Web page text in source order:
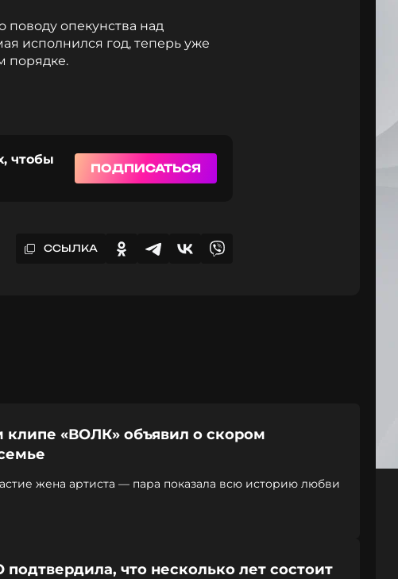
поводу опекунства над
исполнился год, теперь уже
порядке.
чтобы
ПОДПИСАТЬСЯ
ССЫЛКА
клипе «ВОЛК» объявил о скором
жена артиста — пара показала всю историю любви
подтвердила, что несколько лет состоит